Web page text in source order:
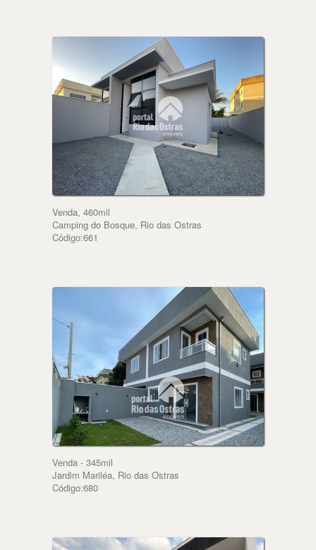
Venda, 460mil
Camping do Bosque, Rio das Ostras
Código:661
Venda - 345mil
Jardim Mariléa, Rio das Ostras
Código:680